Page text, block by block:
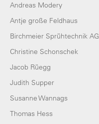
Andreas Modery
Antje große Feldhaus
Birchmeier Sprühtechnik AG
Christine Schonschek
Jacob Rüegg
Judith Supper
Susanne Wannags
Thomas Hess